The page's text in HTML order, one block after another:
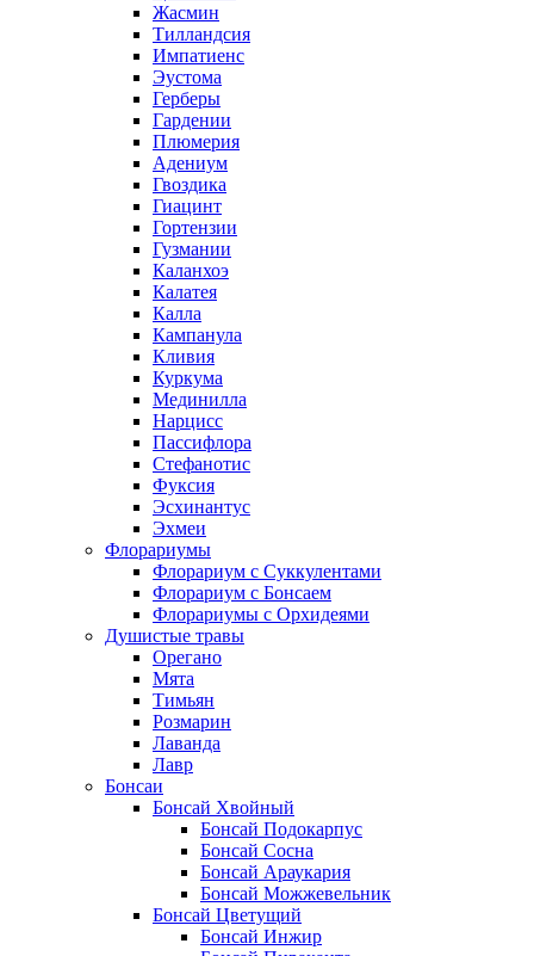
Жасмин
Тилландсия
Импатиенс
Эустома
Герберы
Гардении
Плюмерия
Адениум
Гвоздика
Гиацинт
Гортензии
Гузмании
Каланхоэ
Калатея
Калла
Кампанула
Кливия
Куркума
Мединилла
Нарцисс
Пассифлора
Стефанотис
Фуксия
Эсхинантус
Эхмеи
Флорариумы
Флорариум с Суккулентами
Флорариум с Бонсаем
Флорариумы с Орхидеями
Душистые травы
Орегано
Мята
Тимьян
Розмарин
Лаванда
Лавр
Бонсаи
Бонсай Хвойный
Бонсай Подокарпус
Бонсай Сосна
Бонсай Араукария
Бонсай Можжевельник
Бонсай Цветущий
Бонсай Инжир